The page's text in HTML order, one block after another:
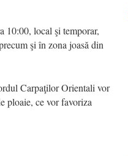
10:00, local şi temporar,
şi în zona joasă din
Carpaţilor Orientali vor
ploaie, ce vor favoriza